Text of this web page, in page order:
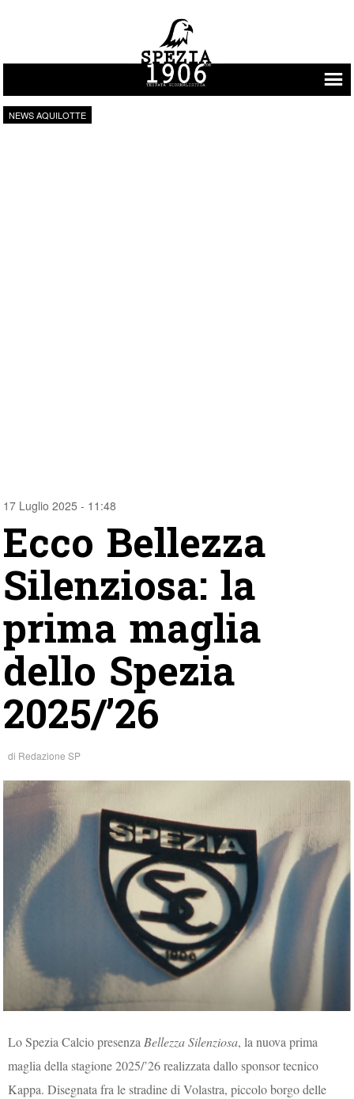
Vai al contenuto
NEWS AQUILOTTE
17 Luglio 2025 - 11:48
Ecco Bellezza
Silenziosa: la
prima maglia
dello Spezia
2025/’26
di Redazione SP
Lo Spezia Calcio presenzaBellezza Silenziosa, la nuova prima
maglia della stagione 2025/’26 realizzata dallo sponsor tecnico
Kappa. Disegnata fra le stradine di Volastra, piccolo borgo delle